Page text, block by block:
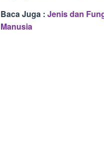
Baca Juga : Jenis dan
Manusia